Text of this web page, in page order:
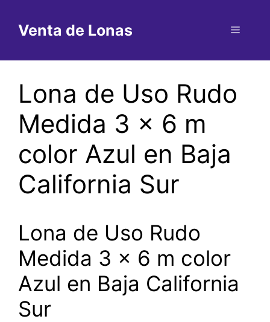
contenido
Venta de Lonas Menú
Lona de Uso Rudo
Medida 3 x 6 m
color Azul en Baja
California Sur
Lona de Uso Rudo
Medida 3 x 6 m color
Azul en Baja California
Sur